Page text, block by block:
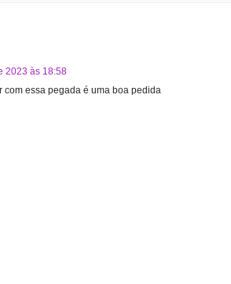
2023 às 18:58
com essa pegada é uma boa pedida